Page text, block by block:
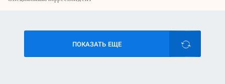
ПОКАЗАТЬ ЕЩЕ